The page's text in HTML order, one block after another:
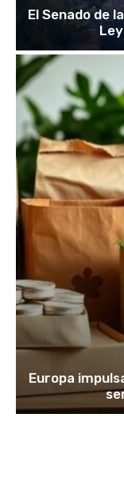
El Senado de
Europa